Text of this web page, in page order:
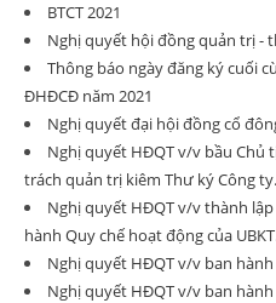
BTCT 2021
Nghị quyết hội đồng quản trị -
Thông báo ngày đăng ký cuối
ĐHĐCĐ năm 2021
Nghị quyết đại hội đồng cổ
Nghị quyết HĐQT v/v bầu Chủ
trách quản trị kiêm Thư ký Công ty.
Nghị quyết HĐQT v/v thành
hành Quy chế hoạt động của
Nghị quyết HĐQT v/v ban
Nghị quyết HĐQT v/v ban